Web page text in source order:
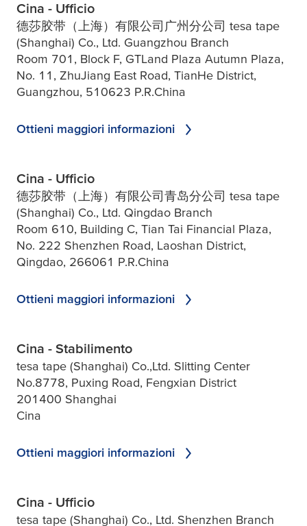
Cina - Ufficio
德莎胶带（上海）有限公司广州分公司 tesa tape
(Shanghai) Co., Ltd. Guangzhou Branch
Room 701, Block F, GTLand Plaza Autumn Plaza,
No. 11, ZhuJiang East Road, TianHe District,
Guangzhou, 510623 P.R.China
Ottieni maggiori informazioni
Cina - Ufficio
德莎胶带（上海）有限公司青岛分公司 tesa tape
(Shanghai) Co., Ltd. Qingdao Branch
Room 610, Building C, Tian Tai Financial Plaza,
No. 222 Shenzhen Road, Laoshan District,
Qingdao, 266061 P.R.China
Ottieni maggiori informazioni
Cina - Stabilimento
tesa tape (Shanghai) Co.,Ltd. Slitting Center
No.8778, Puxing Road, Fengxian District
201400 Shanghai
Cina
Ottieni maggiori informazioni
Cina - Ufficio
tesa tape (Shanghai) Co., Ltd. Shenzhen Branch